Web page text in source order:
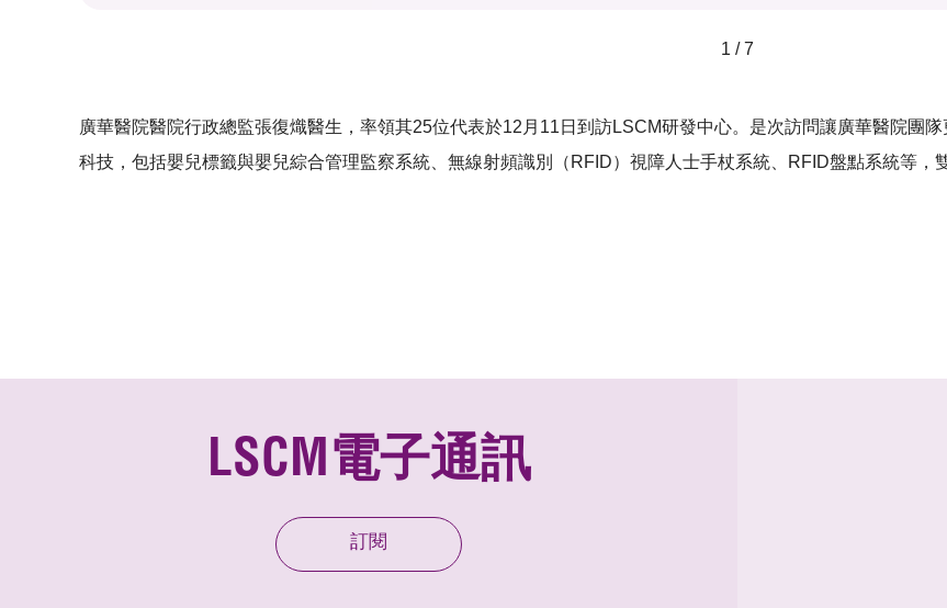
1 / 7
廣華醫院醫院行政總監張復熾醫生，率領其25位代表於12月11日到訪LSCM研發中心。是次訪問讓廣華醫院團
科技，包括嬰兒標籤與嬰兒綜合管理監察系統、無線射頻識別（RFID）視障人士手杖系統、RFID盤點系統等，
LSCM電子通訊
訂閱